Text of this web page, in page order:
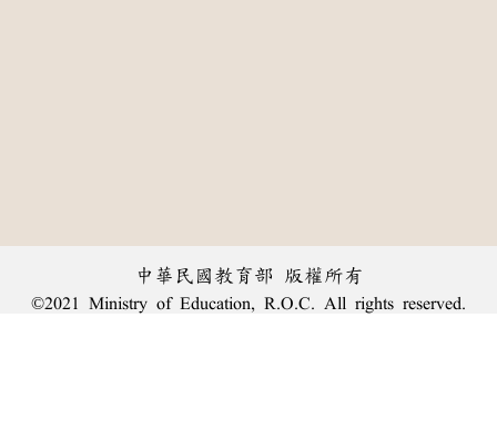
中華民國教育部 版權所有
©2021 Ministry of Education, R.O.C. All rights reserved.